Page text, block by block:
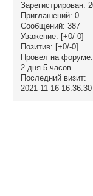
Зарегистрирован:
Приглашений: 0
Сообщений: 387
Уважение: [+0/-0]
Позитив: [+0/-0]
Провел на форуме:
2 дня 5 часов
Последний визит:
2021-11-16 16:36:30